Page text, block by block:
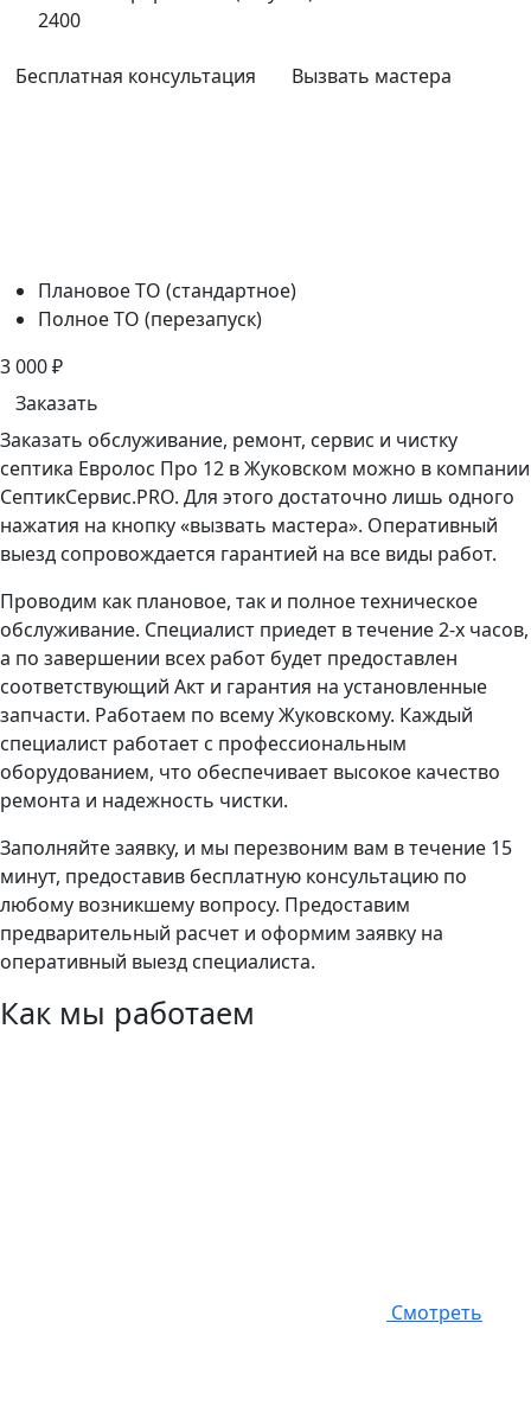
2400
Бесплатная консультация Вызвать мастера
Плановое ТО (стандартное)
Полное ТО (перезапуск)
3 000₽
Заказать
Заказать обслуживание, ремонт, сервис и чистку
септика Евролос Про 12 в Жуковском можно в компании
СептикСервис.PRO. Для этого достаточно лишь одного
нажатия на кнопку «вызвать мастера». Оперативный
выезд сопровождается гарантией на все виды работ.
Проводим как плановое, так и полное техническое
обслуживание. Специалист приедет в течение 2-х часов,
а по завершении всех работ будет предоставлен
соответствующий Акт и гарантия на установленные
запчасти. Работаем по всему Жуковскому. Каждый
специалист работает с профессиональным
оборудованием, что обеспечивает высокое качество
ремонта и надежность чистки.
Заполняйте заявку, и мы перезвоним вам в течение 15
минут, предоставив бесплатную консультацию по
любому возникшему вопросу. Предоставим
предварительный расчет и оформим заявку на
оперативный выезд специалиста.
Как мы работаем
Смотреть